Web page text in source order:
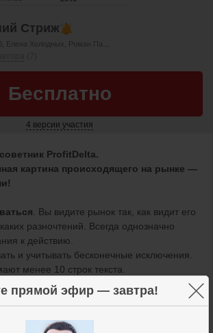
прямой эфир — завтра! ×
Стриж
Елена Холодных Роман Папьянц
Бесплатно
4 версии участия
ProfitDelta.
картина происходящего на рынке —
. Вы видите рынок так, как видит его
разночтений. Всегда однозначно
к действию.
и учитывать бесконечные исключения.
менее 10 строк текста.
алгоритм. ProfitDelta в реальном
объемов. Советник соотносит эти